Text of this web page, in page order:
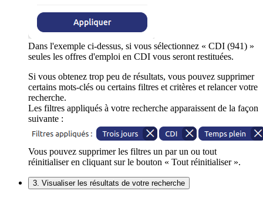
Dans l'exemple ci-dessus, si vous sélectionnez « CDI (941) »
seules les offres d'emploi en CDI vous seront restituées.
Si vous obtenez trop peu de résultats, vous pouvez supprimer
certains mots-clés ou certains filtres et critères et relancer votre
recherche.
Les filtres appliqués à votre recherche apparaissent de la façon
suivante :
Vous pouvez supprimer les filtres un par un ou tout
réinitialiser en cliquant sur le bouton « Tout réinitialiser ».
3. Visualiser les résultats de votre recherche